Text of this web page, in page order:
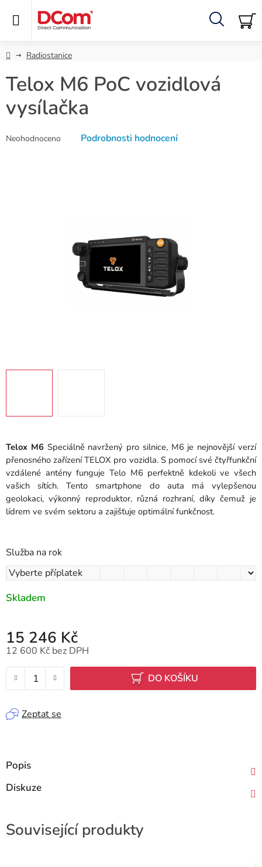
Hledat
DomůRadiostanice
Telox M6 Speciálně navržený pro silnice, M6 ​​je nejnovější verzí
přenosného zařízení TELOX pro vozidla. S pomocí své čtyřfunkční
vzdálené antény funguje Telo M6 perfektně kdekoli ve všech
vašich sítích.
Tento smartphone do auta má vylepšenou
geolokaci, výkonný reproduktor, různá rozhraní, díky čemuž je
lídrem ve svém sektoru a zajišťuje optimální funkčnost.
Služba na rok
Skladem
15 246 Kč
12 600 Kč bez DPH
DO KOŠÍKU
Zeptat se
Telox M6 PoC vozidlová
vysílačka
hodnocení
Neohodnoceno Podrobnosti hodnocení
Popis
Diskuze
Související produkty